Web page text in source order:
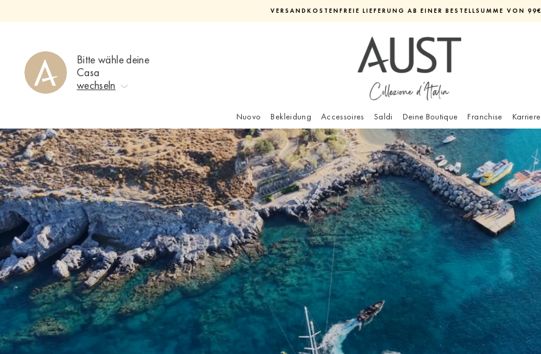
zum
pausieren
VERSANDKOSTENFREIE LIEFERUNG AB EINER BESTELLSUMME VON 99€
Bitte wähle deine
Casa
wechseln
Keine Auswahl
Ahrweiler
Bad Zwischenahn
Baden-Baden
Berlin-Friedrichshagen
Berlin-Lichterfelde
Bregenz
Bruck ad Leitha
Buxtehude
Dornbirn
Nuovo Bekleidung Accessoires Saldi Deine Boutique Franchise Karriere